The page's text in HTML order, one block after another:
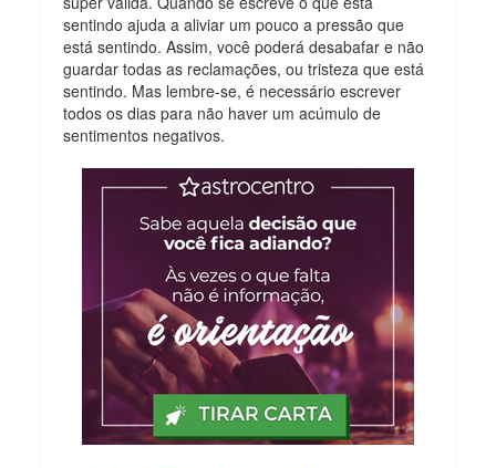
sentindo ajuda a aliviar um pouco a pressão que
está sentindo. Assim, você poderá desabafar e não
guardar todas as reclamações, ou tristeza que está
sentindo. Mas lembre-se, é necessário escrever
todos os dias para não haver um acúmulo de
sentimentos negativos.